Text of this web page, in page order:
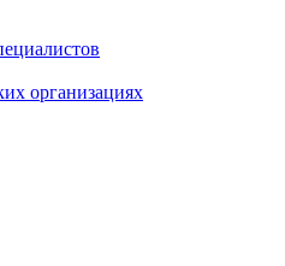
организациях